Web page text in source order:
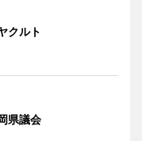
クルト
県議会